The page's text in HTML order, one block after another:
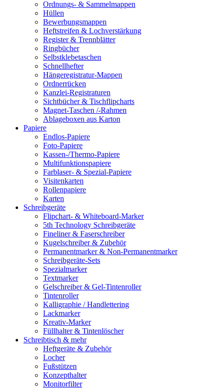
Ordnungs- & Sammelmappen
Hüllen
Bewerbungsmappen
Heftstreifen & Lochverstärkung
Register & Trennblätter
Ringbücher
Selbstklebetaschen
Schnellhefter
Hängeregistratur-Mappen
Ordnerrücken
Kanzlei-Registraturen
Sichtbücher & Tischflipcharts
Magnet-Taschen /-Rahmen
Ablageboxen aus Karton
Papiere
Endlos-Papiere
Foto-Papiere
Kassen-/Thermo-Papiere
Multifunktionspapiere
Farblaser- & Spezial-Papiere
Visitenkarten
Rollenpapiere
Karten
Schreibgeräte
Flipchart- & Whiteboard-Marker
5th Technology Schreibgeräte
Fineliner & Faserschreiber
Kugelschreiber & Zubehör
Permanentmarker & Non-Permanentmarker
Schreibgeräte-Sets
Spezialmarker
Textmarker
Gelschreiber & Gel-Tintenroller
Tintenroller
Kalligraphie / Handlettering
Lackmarker
Kreativ-Marker
Füllhalter & Tintenlöscher
Schreibtisch & mehr
Heftgeräte & Zubehör
Locher
Fußstützen
Konzepthalter
Monitorfilter